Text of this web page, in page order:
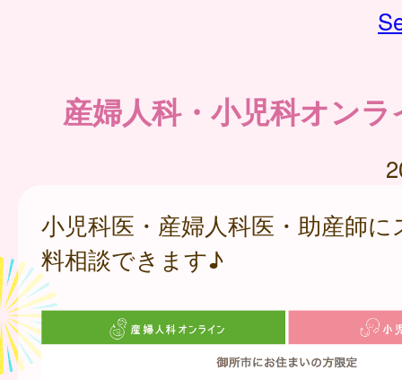
産婦人科・小児科オン
小児科医・産婦人科医・助産師
料相談できます♪